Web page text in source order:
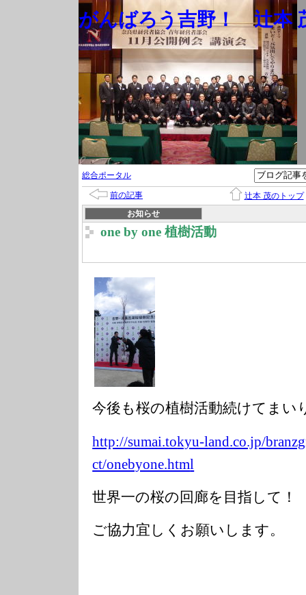
がんばろう吉野！ 辻本
総合ポータル
前の記事
辻本 茂のトップ
お知らせ
one by one 植樹活動
今後も桜の植樹活動続けてまい
http://sumai.tokyu-land.co.jp/
ct/onebyone.html
世界一の桜の回廊を目指して！
ご協力宜しくお願いします。